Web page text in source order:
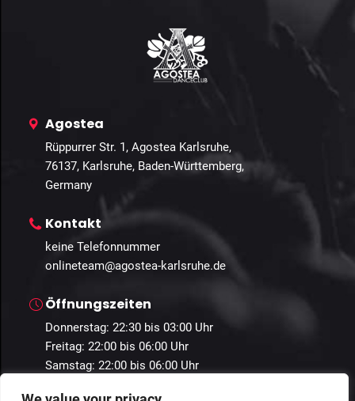
Agostea
Rüppurrer Str. 1, Agostea Karlsruhe,
76137, Karlsruhe, Baden-Württemberg,
Germany
Kontakt
keine Telefonnummer
onlineteam@agostea-karlsruhe.de
Öffnungszeiten
Donnerstag: 22:30 bis 03:00 Uhr
Freitag: 22:00 bis 06:00 Uhr
Samstag: 22:00 bis 06:00 Uhr